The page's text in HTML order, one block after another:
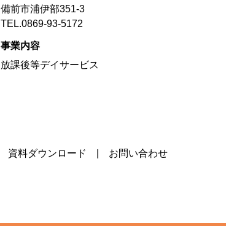
備前市浦伊部351-3
TEL.0869-93-5172
事業内容
放課後等デイサービス
資料ダウンロード お問い合わせ